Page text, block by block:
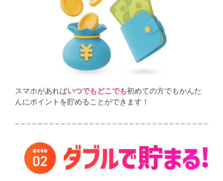
スマホがあればいつでもどこでも初めての方でもかんた
んにポイントを貯めることができます！